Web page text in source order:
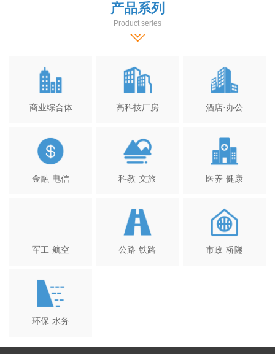
产品系列
Product series
商业综合体 高科技厂房 酒店·办公
金融·电信 科教·文旅 医养·健康
军工·航空 公路·铁路 市政·桥隧
环保·水务